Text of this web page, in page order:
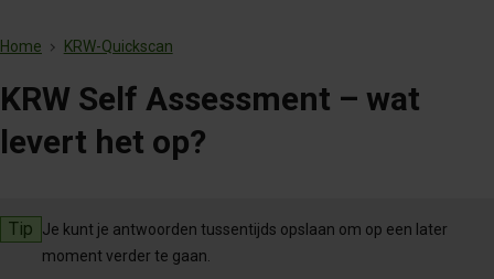
Home KRW-Quickscan
KRW Self Assessment – wat
levert het op?
Tip
Je kunt je antwoorden tussentijds opslaan om op een later
moment verder te gaan.